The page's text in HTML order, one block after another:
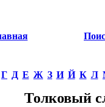
Г Д Е Ж З И Й К Л
Толковый